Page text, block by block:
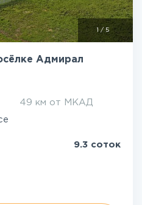
1 / 5
Адмирал
49 км от МКАД
9.3 соток